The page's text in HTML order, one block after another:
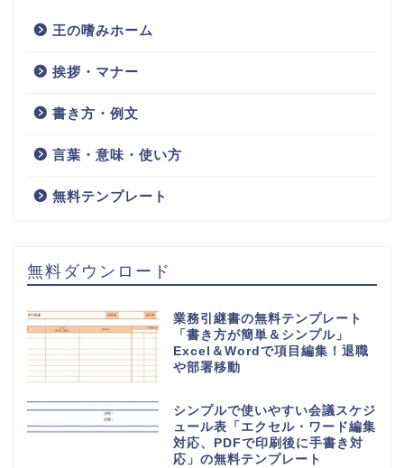
王の嗜みホーム
挨拶・マナー
書き方・例文
言葉・意味・使い方
無料テンプレート
無料ダウンロード
業務引継書の無料テンプレート
「書き方が簡単＆シンプル」
Excel＆Wordで項目編集！退職
や部署移動
シンプルで使いやすい会議スケジ
ュール表「エクセル・ワード編集
対応、PDFで印刷後に手書き対
応」の無料テンプレート